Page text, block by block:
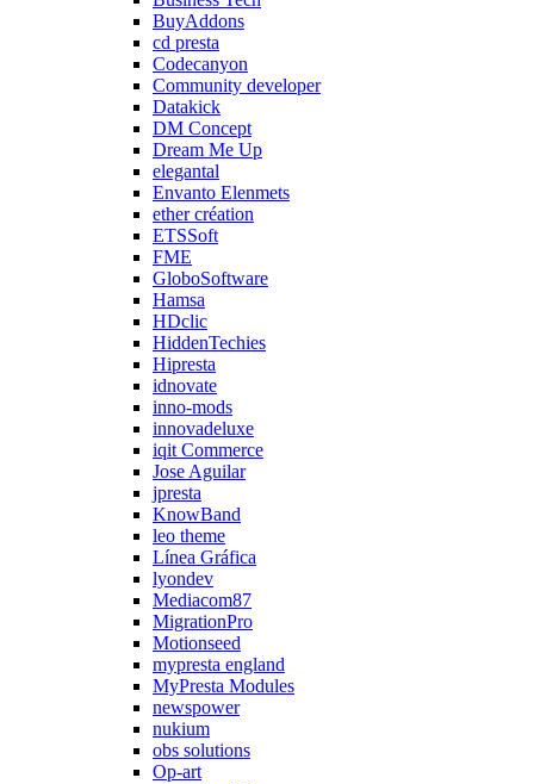
BuyAddons
cd presta
Codecanyon
Community developer
Datakick
DM Concept
Dream Me Up
elegantal
Envanto Elenmets
ether création
ETSSoft
FME
GloboSoftware
Hamsa
HDclic
HiddenTechies
Hipresta
idnovate
inno-mods
innovadeluxe
iqit Commerce
Jose Aguilar
jpresta
KnowBand
leo theme
Línea Gráfica
lyondev
Mediacom87
MigrationPro
Motionseed
mypresta england
MyPresta Modules
newspower
nukium
obs solutions
Op-art